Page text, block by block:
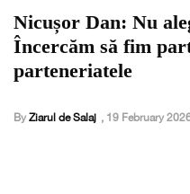
Nicușor Dan: Nu
Încercăm să fim
parteneriatele
By Ziarul de Salaj , 19 February